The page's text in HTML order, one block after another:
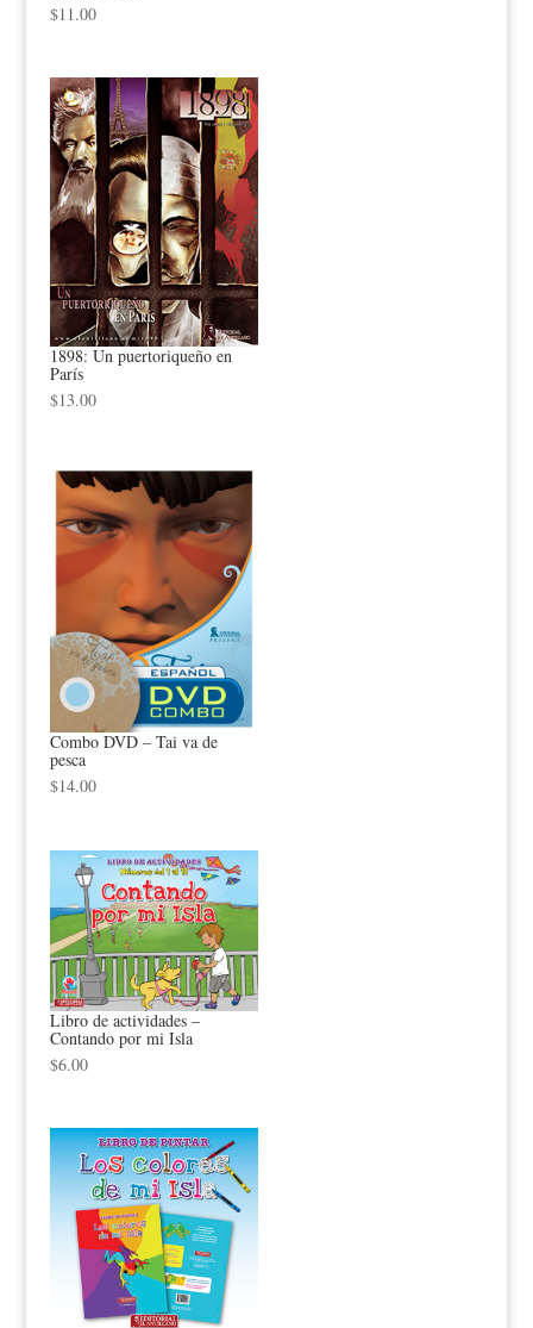
$11.00
1898: Un puertoriqueño en
París
$13.00
Combo DVD – Tai va de
pesca
$14.00
Libro de actividades –
Contando por mi Isla
$6.00